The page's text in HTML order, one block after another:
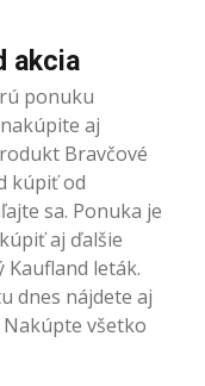
akcia
ponuku
aj
Bravčové
kúpiť od
sa. Ponuka je
aj ďalšie
Kaufland leták.
dnes nájdete aj
Nakúpte všetko